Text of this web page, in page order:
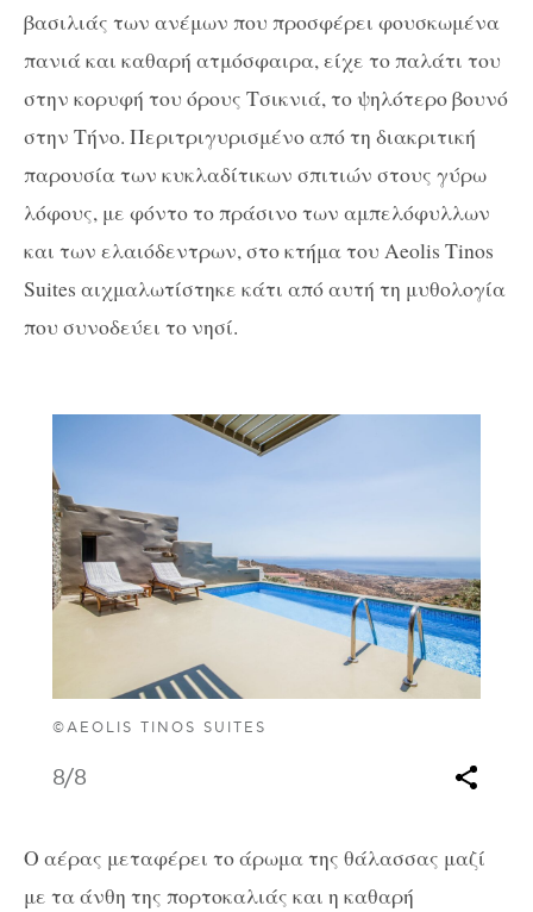
βασιλιάς των ανέμων που προσφέρει φουσκωμένα
πανιά και καθαρή ατμόσφαιρα, είχε το παλάτι του
στην κορυφή του όρους Τσικνιά, το ψηλότερο βουνό
στην Τήνο. Περιτριγυρισμένο από τη διακριτική
παρουσία των κυκλαδίτικων σπιτιών στους γύρω
λόφους, με φόντο το πράσινο των αμπελόφυλλων
και των ελαιόδεντρων, στο κτήμα του Aeolis Tinos
Suites αιχμαλωτίστηκε κάτι από αυτή τη μυθολογία
που συνοδεύει το νησί.
©AEOLIS TINOS SUITES
8/8
Ο αέρας μεταφέρει το άρωμα της θάλασσας μαζί
με τα άνθη της πορτοκαλιάς και η καθαρή